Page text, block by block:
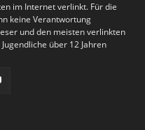
im Internet verlinkt. Für die
keine Verantwortung
und den meisten verlinkten
über 12 Jahren